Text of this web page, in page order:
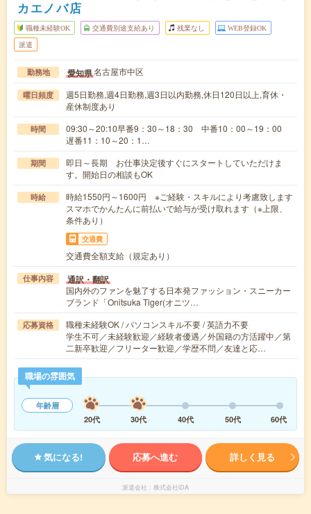
カエノバ店
職種未経験OK 交通費別途支給あり 残業なし WEB登録OK
派遣
勤務地 愛知県名古屋市中区
曜日頻度
週5日勤務,週4日勤務,週3日以内勤務,休日120日以上,育休・
産休制度あり
時間
09:30～20:10早番9：30～18：30 中番10：00～19：00
遅番11：10～20：1…
期間
即日～長期 お仕事決定後すぐにスタートしていただけま
す。開始日の相談もOK
時給
時給1550円～1600円 ※ご経験・スキルにより考慮致します
スマホでかんたんに前払いで給与が受け取れます（※上限、
条件あり）
交通費
交通費全額支給（規定あり）
仕事内容 通訳・翻訳
国内外のファンを魅了する日本発ファッション・スニーカー
ブランド「Onitsuka Tiger(オニツ…
応募資格
職種未経験OK / パソコンスキル不要 / 英語力不要
学生不可／未経験歓迎／経験者優遇／外国籍の方活躍中／第
二新卒歓迎／フリーター歓迎／学歴不問／友達と応…
職場の雰囲気
年齢層
20代
30代 40代 50代 60代
気になる! 応募へ進む 詳しく見る
派遣会社 株式会社iDA